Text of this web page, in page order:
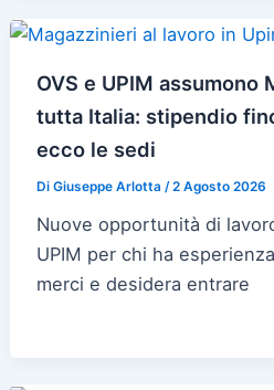
OVS e UPIM assumono
tutta Italia: stipendio
ecco le sedi
DiGiuseppe Arlotta /2 Agosto 2026
Nuove opportunità di
UPIM per chi ha
merci e desidera entrare